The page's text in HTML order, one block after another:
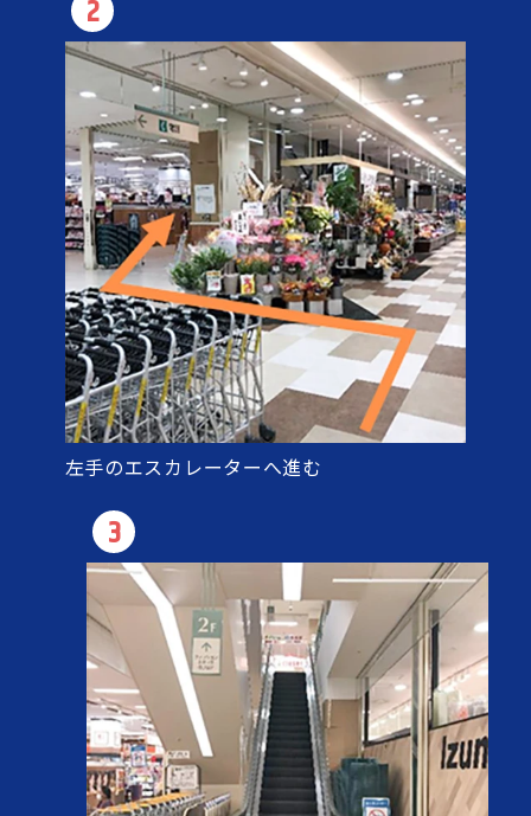
2
左手のエスカレーターへ進む
3